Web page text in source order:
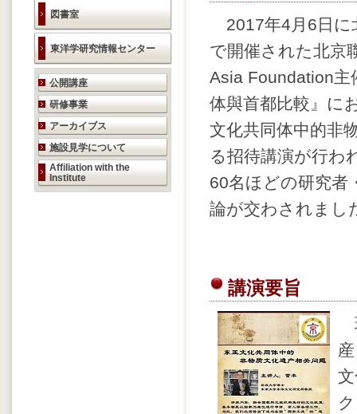
図書室
東洋学研究情報センター
研究活動のご案内
公開講座
研修事業
アーカイブス
施設見学について
Affiliation with the
Institute
2017年4月6日に
で開催された北京
Asia Foundation主
体與首都比較』に
文化共同体中的非
る招待講演が行わ
60名ほどの研究者
論が交わされまし
講演要旨